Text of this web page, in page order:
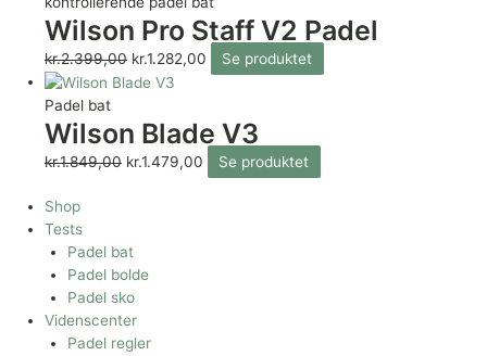
Wilson Pro Staff V2 Padel
kr.2.399,00 kr.1.282,00 Se produktet
Padel bat
Wilson Blade V3
kr.1.849,00 kr.1.479,00 Se produktet
Shop
Tests
Padel bat
Padel bolde
Padel sko
Videnscenter
Padel regler